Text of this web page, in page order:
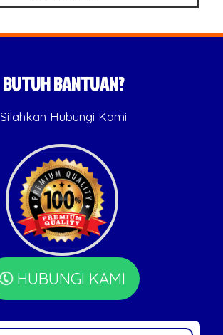
BUTUH BANTUAN?
Silahkan Hubungi Kami
HUBUNGI KAMI